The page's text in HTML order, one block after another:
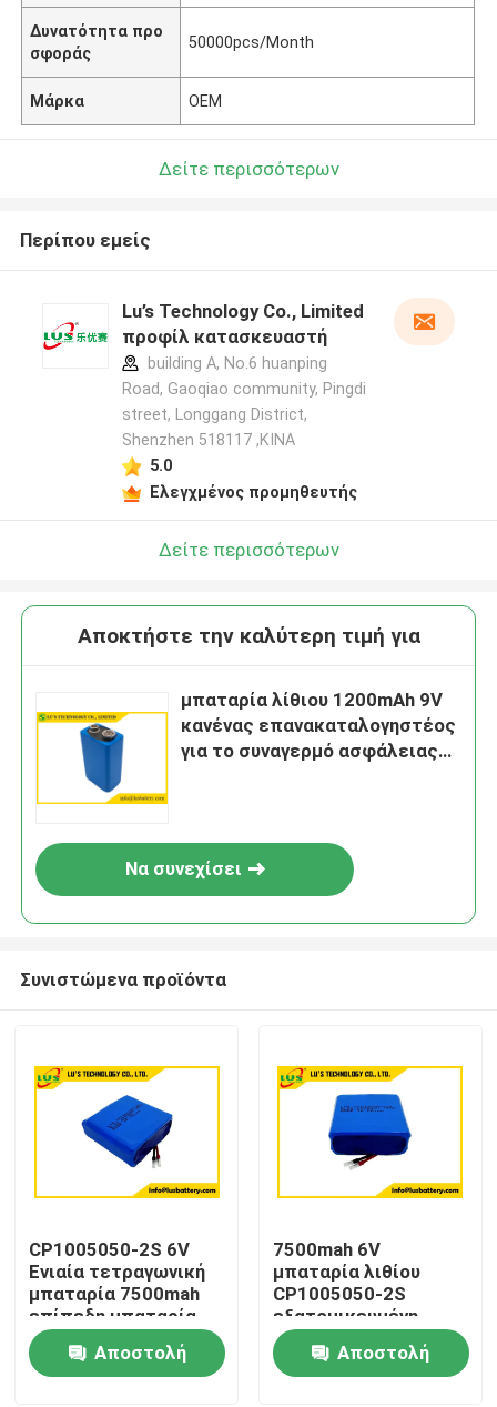
Σπίτι
Προϊόντα
Δυνατότητα προ
σφοράς
50000pcs/Month
Μάρκα OEM
Δείτε περισσότερων
Περίπου εμείς
Lu’s Technology Co., Limited
προφίλ κατασκευαστή
building A, No.6 huanping
Road, Gaoqiao community, Pingdi
street, Longgang District,
Shenzhen 518117 ,ΚΙΝΑ
5.0
Ελεγχμένος προμηθευτής
Δείτε περισσότερων
Αποκτήστε την καλύτερη τιμή για
μπαταρία λίθιου 1200mAh 9V
κανένας επανακαταλογηστέος
για το συναγερμό ασφάλειας
Να συνεχίσει
Συνιστώμενα προϊόντα
CP1005050-2S 6V
Ενιαία τετραγωνική
μπαταρία 7500mah
επίπεδη μπαταρία
λιθίου Προσαρμογή
Αποστολή
7500mah 6V
μπαταρία λιθίου
CP1005050-2S
εξατομικευμένη
μπαταρία
πρωταρχικού λιθίου
Αποστολή